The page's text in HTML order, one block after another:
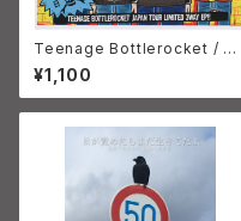
Teenage Bottlerocket / Th
e Knockers (2) / So-Cho Pi
stons Teenage bottlerock
et japan tour limited 3way
¥1,100